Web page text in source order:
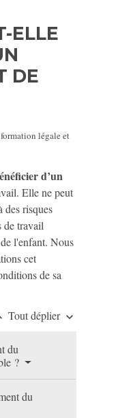
ELLE
DE
légale et
d’un
Elle ne peut
des risques
de travail
l'enfant. Nous
cet
de sa
Tout déplier keyboard_arrow_down
du
?
du